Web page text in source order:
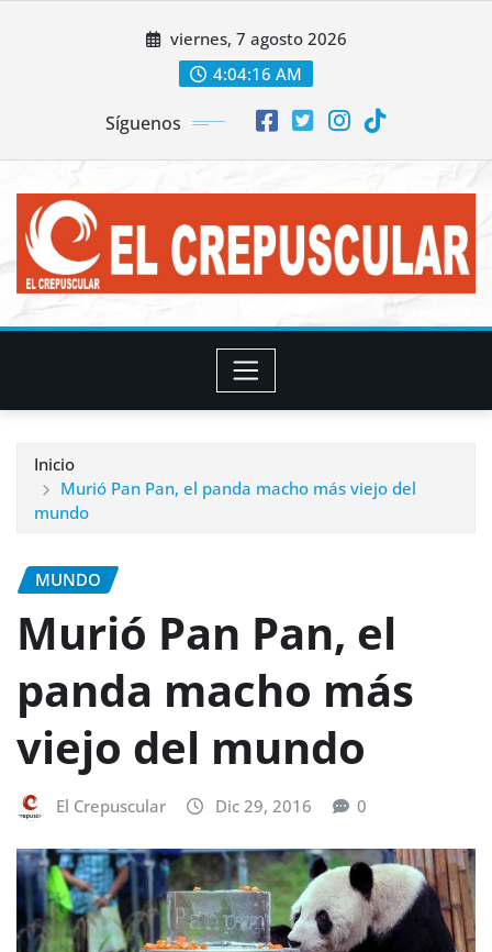
viernes, 7 agosto 2026
4:04:18 AM
Síguenos
Inicio
Murió Pan Pan, el panda macho más viejo del
mundo
MUNDO
Murió Pan Pan, el
panda macho más
viejo del mundo
El Crepuscular Dic 29, 2016 0